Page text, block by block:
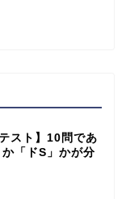
スト】10問であ
「ドS」かが分